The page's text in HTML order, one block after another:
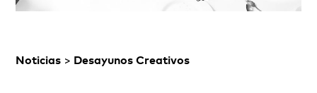
Noticias > Desayunos Creativos